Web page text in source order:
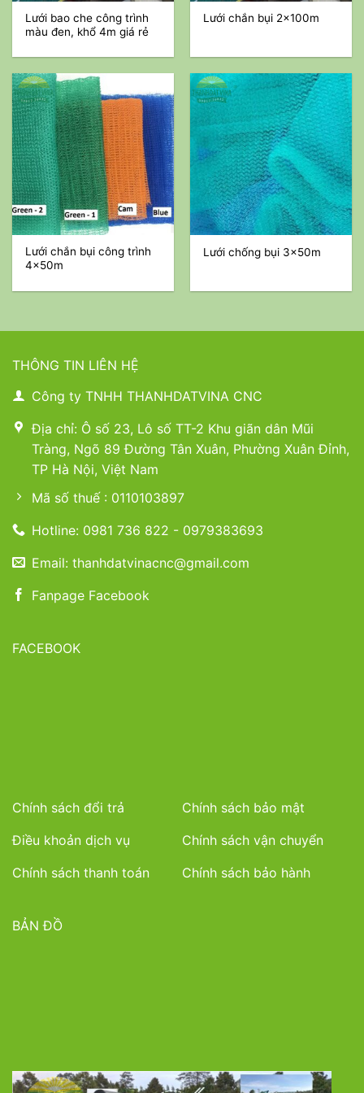
Lưới bao che công trình
màu đen, khổ 4m giá rẻ
Lưới chắn bụi 2x100m
Lưới chắn bụi công trình
4x50m
Lưới chống bụi 3x50m
THÔNG TIN LIÊN HỆ
Công ty TNHH THANHDATVINA CNC
Địa chỉ: Ô số 23, Lô số TT-2 Khu giãn dân Mũi
Tràng, Ngõ 89 Đường Tân Xuân, Phường Xuân Đỉnh,
TP Hà Nội, Việt Nam
Mã số thuế : 0110103897
Hotline: 0981 736 822 - 0979383693
Email: thanhdatvinacnc@gmail.com
Fanpage Facebook
FACEBOOK
Chính sách đổi trả
Chính sách bảo mật
Điều khoản dịch vụ
Chính sách vận chuyển
Chính sách thanh toán
Chính sách bảo hành
BẢN ĐỒ